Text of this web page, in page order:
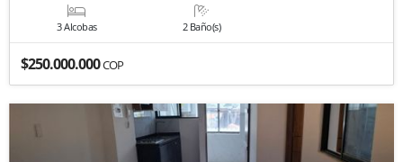
3 Alcobas 2 Baño(s)
$250.000.000COP